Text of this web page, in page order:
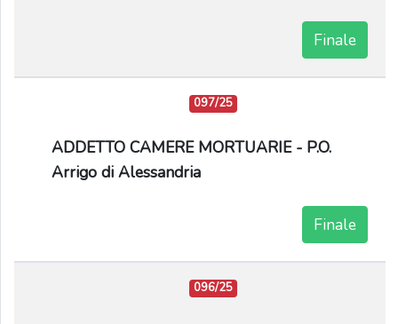
Finale
097/25
ADDETTO CAMERE MORTUARIE - P.O.
Arrigo di Alessandria
Finale
096/25